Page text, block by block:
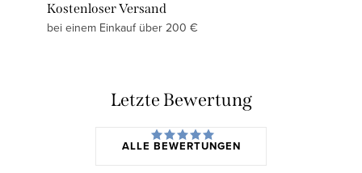
Kostenloser Versand
bei einem Einkauf über 200 €
Letzte Bewertung
ALLE BEWERTUNGEN